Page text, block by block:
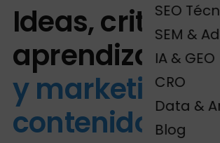
SEO
SEM &
IA & GEO
CRO
Data &
Blog
Ideas, criterio y
aprendizajes
y marketing de
contenidos.